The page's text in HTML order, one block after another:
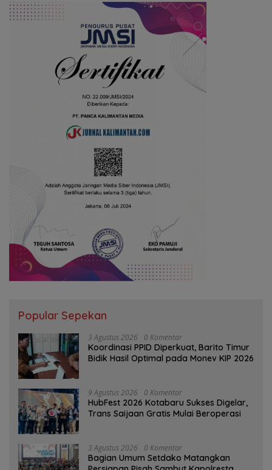
Popular Sepekan
3 Agustus 2026 0 Komentar
Koordinasi PPID Diperkuat, Barito Timur
Bidik Hasil Optimal pada Monev KIP 2026
9 Agustus 2026 0 Komentar
HubFest 2026 Kotabaru Sukses Digelar,
Trans Saijaan Gratis Mulai Beroperasi
3 Agustus 2026 0 Komentar
Bagian Umum Setdako Matangkan